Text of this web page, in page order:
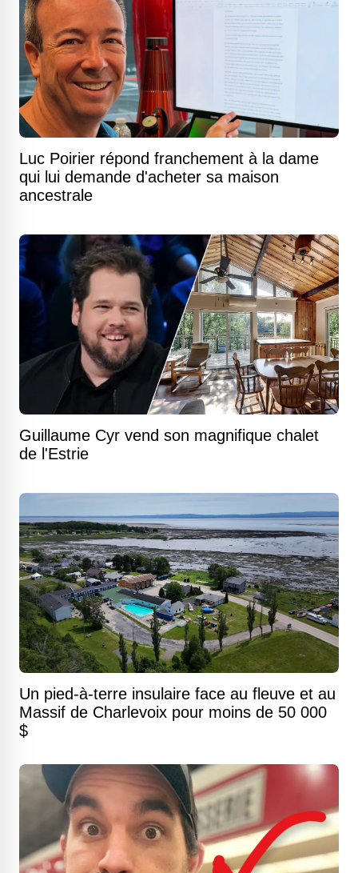
Luc Poirier répond franchement à la dame
qui lui demande d'acheter sa maison
ancestrale
Guillaume Cyr vend son magnifique chalet
de l'Estrie
Un pied-à-terre insulaire face au fleuve et au
Massif de Charlevoix pour moins de 50 000
$